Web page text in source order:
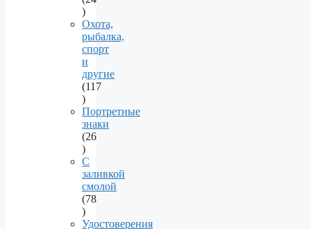
24
products
Охота,
рыбалка,
спорт
и
другие
117
117
products
Портретные
знаки
26
26
products
С
заливкой
смолой
78
78
products
Удостоверения